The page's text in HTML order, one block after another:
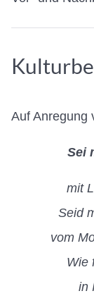
Auf Anregung
Sei
mit
Seid
vom
Wie
in